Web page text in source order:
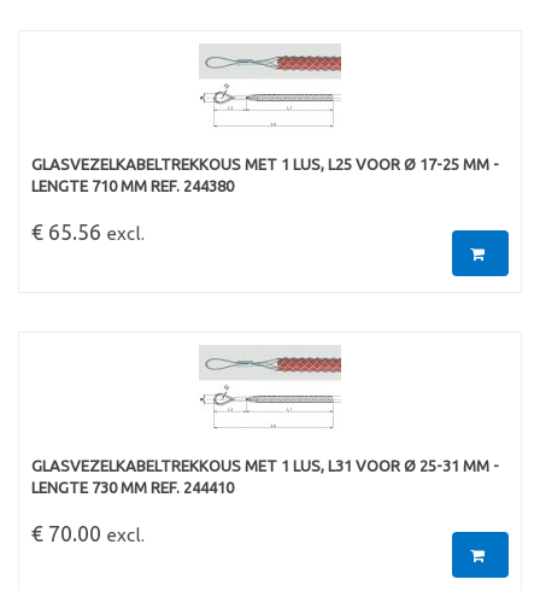
GLASVEZELKABELTREKKOUS MET 1 LUS, L25 VOOR Ø 17-25 MM -
LENGTE 710 MM REF. 244380
€ 65.56 excl.
GLASVEZELKABELTREKKOUS MET 1 LUS, L31 VOOR Ø 25-31 MM -
LENGTE 730 MM REF. 244410
€ 70.00 excl.